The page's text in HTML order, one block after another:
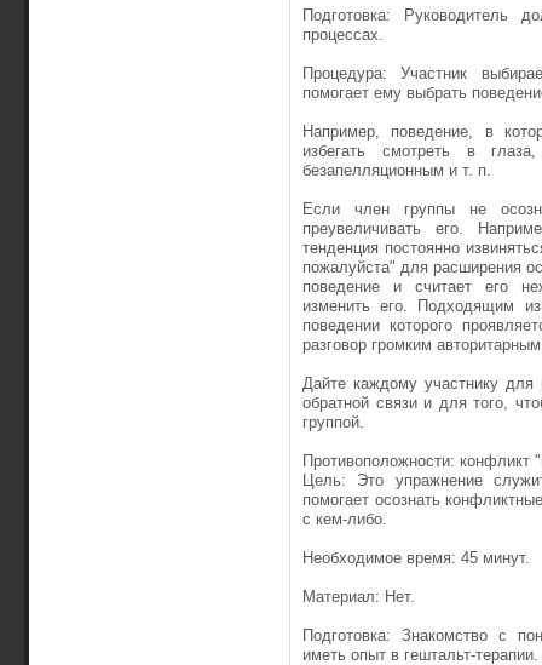
Подготовка: Руководитель
процессах.
Процедура: Участник
помогает ему выбрать
Например, поведение, в
избегать смотреть в
безапелляционным и т. п.
Если член группы не
преувеличивать его.
тенденция постоянно
пожалуйста" для расширения
поведение и считает его
изменить его. Подходящим
поведении которого
разговор громким
Дайте каждому участнику для
обратной связи и для того,
группой.
Противоположности:
Цель: Это упражнение
помогает осознать
с кем-либо.
Необходимое время: 45 минут.
Материал: Нет.
Подготовка: Знакомство с
иметь опыт в гештальт-терапии.